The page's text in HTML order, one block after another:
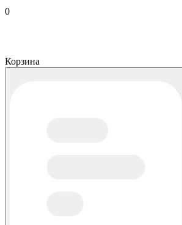
0
Корзина